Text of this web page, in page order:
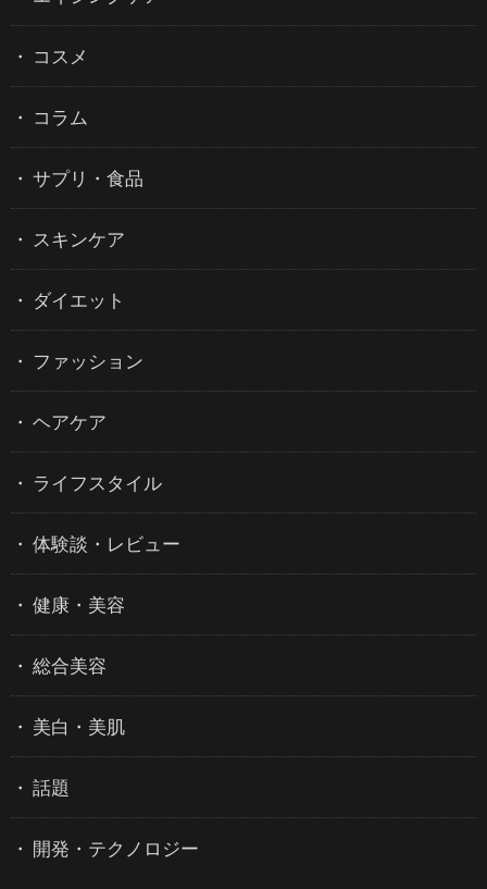
コスメ
コラム
サプリ・食品
スキンケア
ダイエット
ファッション
ヘアケア
ライフスタイル
体験談・レビュー
健康・美容
総合美容
美白・美肌
話題
開発・テクノロジー